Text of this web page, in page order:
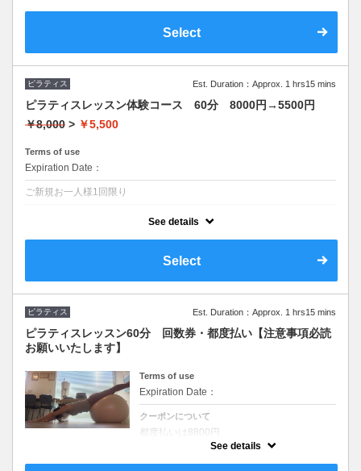
Select
ピラティス Est. Duration：Approx. 1 hrs15 mins
ピラティスレッスン体験コース 60分 8000円→5500円
￥8,000 > ￥5,500
Terms of use
Expiration Date：
ご新規お一人様1回限り
クササイズ
マンツーマンピラティス パーソナルでじっくり内面に向き合います◎
はピラティスってどんなものを体験
See details
Select
ピラティス Est. Duration：Approx. 1 hrs15 mins
ピラティスレッスン60分 回数券・都度払い【注意事項必読
お願いいたします】
Terms of use
Expiration Date：
クーポンについて
都度払いは8800円
さい。 〖レッスン時間〗60分
See details